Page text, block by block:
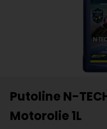
Putoline N-
Motorolie 1L